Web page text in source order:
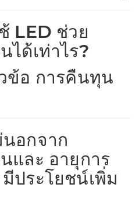
LED ช่วย
ได้เท่าไร?
ข้อ การคืนทุน
อกจาก
และ อายุการ
ประโยชน์เพิ่ม